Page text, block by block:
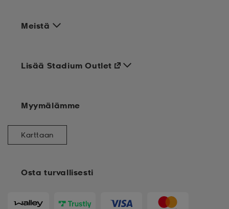
Meistä
Osta turvallisesti
Lisää Stadium Outlet
Myymälämme
Karttaan